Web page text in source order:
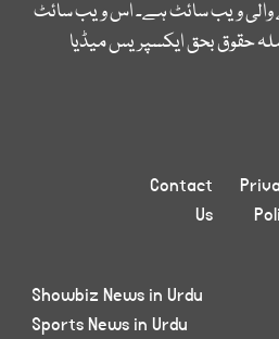
ویب سائٹ ہے۔ اس ویب سائٹ
حقوق بحق ایکسپریس میڈیا
Contact
Us
Showbiz News in Urdu
Sports News in Urdu